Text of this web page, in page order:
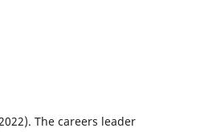
The careers leader